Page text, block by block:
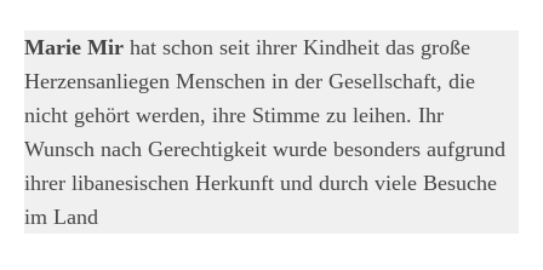
Marie Mir hat schon seit ihrer Kindheit das große
Herzensanliegen Menschen in der Gesellschaft, die
nicht gehört werden, ihre Stimme zu leihen. Ihr
Wunsch nach Gerechtigkeit wurde besonders aufgrund
ihrer libanesischen Herkunft und durch viele Besuche
im Land